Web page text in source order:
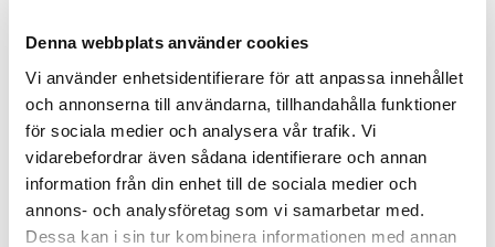
Denna webbplats använder cookies
Vi använder enhetsidentifierare för att anpassa innehållet
och annonserna till användarna, tillhandahålla funktioner
för sociala medier och analysera vår trafik. Vi
vidarebefordrar även sådana identifierare och annan
information från din enhet till de sociala medier och
annons- och analysföretag som vi samarbetar med.
Dessa kan i sin tur kombinera informationen med annan
Varför: Blött och smutsigt med mycket spill. Kräver bra
grepp och tålig yta.
De här frågorna kan du ställa dig:
Vad hamnar på golvet mest? Vatten? Fett? Oljiga
såser? Diskmedel?